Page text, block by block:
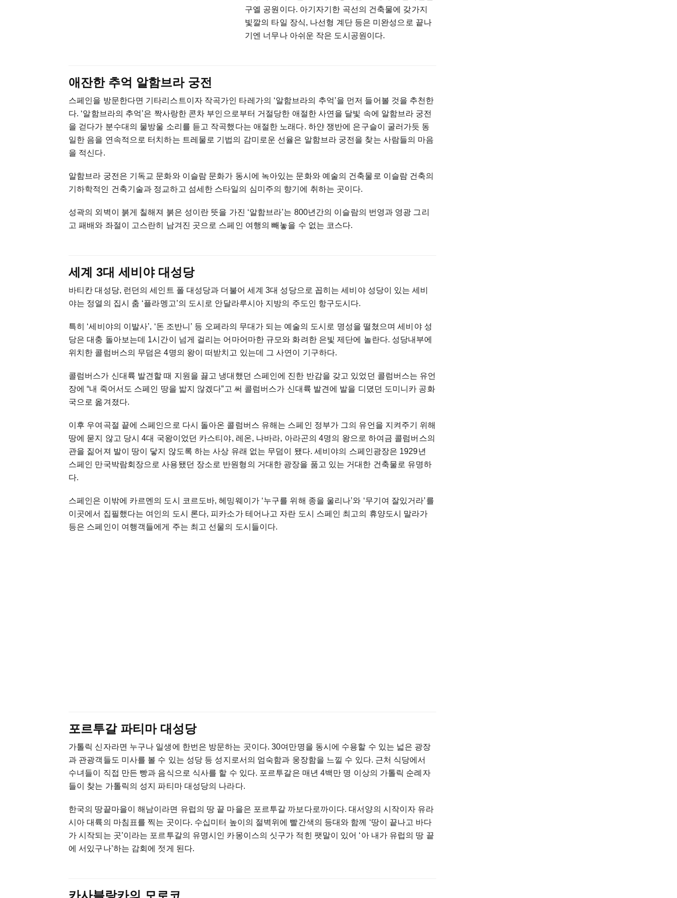
구엘 공원이다. 아기자기한 곡선의 건축물에 갖가지
빛깔의 타일 장식, 나선형 계단 등은 미완성으로 끝나
기엔 너무나 아쉬운 작은 도시공원이다.
애잔한 추억 알함브라 궁전
스페인을 방문한다면 기타리스트이자 작곡가인 타레가의 ‘알함브라의 추억’을 먼저 들어볼 것을 추천한
다. ‘알함브라의 추억’은 짝사랑한 콘차 부인으로부터 거절당한 애절한 사연을 달빛 속에 알함브라 궁전
을 걷다가 분수대의 물방울 소리를 듣고 작곡했다는 애절한 노래다. 하얀 쟁반에 은구슬이 굴러가듯 동
일한 음을 연속적으로 터치하는 트레물로 기법의 감미로운 선율은 알함브라 궁전을 찾는 사람들의 마음
을 적신다.
알함브라 궁전은 기독교 문화와 이슬람 문화가 동시에 녹아있는 문화와 예술의 건축물로 이슬람 건축의
기하학적인 건축기술과 정교하고 섬세한 스타일의 심미주의 향기에 취하는 곳이다.
성곽의 외벽이 붉게 칠해져 붉은 성이란 뜻을 가진 ‘알함브라’는 800년간의 이슬람의 번영과 영광 그리
고 패배와 좌절이 고스란히 남겨진 곳으로 스페인 여행의 빼놓을 수 없는 코스다.
세계 3대 세비야 대성당
바티칸 대성당, 런던의 세인트 폴 대성당과 더불어 세계 3대 성당으로 꼽히는 세비야 성당이 있는 세비
야는 정열의 집시 춤 ‘플라멩고’의 도시로 안달라루시아 지방의 주도인 항구도시다.
특히 ‘세비야의 이발사’, ‘돈 조반니’ 등 오페라의 무대가 되는 예술의 도시로 명성을 떨쳤으며 세비야 성
당은 대충 돌아보는데 1시간이 넘게 걸리는 어마어마한 규모와 화려한 은빛 제단에 놀란다. 성당내부에
위치한 콜럼버스의 무덤은 4명의 왕이 떠받치고 있는데 그 사연이 기구하다.
콜럼버스가 신대륙 발견할 때 지원을 끓고 냉대했던 스페인에 진한 반감을 갖고 있었던 콜럼버스는 유언
장에 “내 죽어서도 스페인 땅을 밟지 않겠다”고 써 콜럼버스가 신대륙 발견에 발을 디뎠던 도미니카 공화
국으로 옮겨졌다.
이후 우여곡절 끝에 스페인으로 다시 돌아온 콜럼버스 유해는 스페인 정부가 그의 유언을 지켜주기 위해
땅에 묻지 않고 당시 4대 국왕이었던 카스티야, 레온, 나바라, 아라곤의 4명의 왕으로 하여금 콜럼버스의
관을 짊어져 발이 땅이 닿지 않도록 하는 사상 유래 없는 무덤이 됐다. 세비야의 스페인광장은 1929년
스페인 만국박람회장으로 사용됐던 장소로 반원형의 거대한 광장을 품고 있는 거대한 건축물로 유명하
다.
스페인은 이밖에 카르멘의 도시 코르도바, 헤밍웨이가 ‘누구를 위해 종을 울리나’와 ‘무기여 잘있거라’를
이곳에서 집필했다는 여인의 도시 론다, 피카소가 테어나고 자란 도시 스페인 최고의 휴양도시 말라가
등은 스페인이 여행객들에게 주는 최고 선물의 도시들이다.
포르투갈 파티마 대성당
가톨릭 신자라면 누구나 일생에 한번은 방문하는 곳이다. 30여만명을 동시에 수용할 수 있는 넓은 광장
과 관광객들도 미사를 볼 수 있는 성당 등 성지로서의 엄숙함과 웅장함을 느낄 수 있다. 근처 식당에서
수녀들이 직접 만든 빵과 음식으로 식사를 할 수 있다. 포르투갈은 매년 4백만 명 이상의 가톨릭 순례자
들이 찾는 가톨릭의 성지 파티마 대성당의 나라다.
한국의 땅끝마을이 해남이라면 유럽의 땅 끝 마을은 포르투갈 까보다로까이다. 대서양의 시작이자 유라
시아 대륙의 마침표를 찍는 곳이다. 수십미터 높이의 절벽위에 빨간색의 등대와 함께 ‘땅이 끝나고 바다
가 시작되는 곳’이라는 포르투갈의 유명시인 카몽이스의 싯구가 적힌 팻말이 있어 ‘아 내가 유럽의 땅 끝
에 서있구나’하는 감회에 젓게 된다.